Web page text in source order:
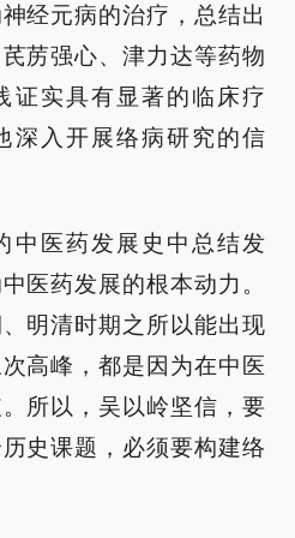
经元病的治疗，总结出
苈强心、津力达等药物
证实具有显著的临床疗
深入开展络病研究的信
中医药发展史中总结发
医药发展的根本动力。
明清时期之所以能出现
高峰，都是因为在中医
所以，吴以岭坚信，要
史课题，必须要构建络